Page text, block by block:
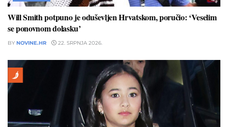
Will Smith potpuno je oduševljen Hrvatskom, poručio: ‘Veselim
se ponovnom dolasku’
BY NOVINE.HR 22. SRPNJA 2026.